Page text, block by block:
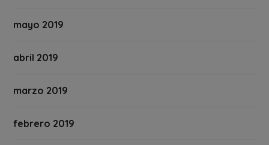
mayo 2019
abril 2019
marzo 2019
febrero 2019